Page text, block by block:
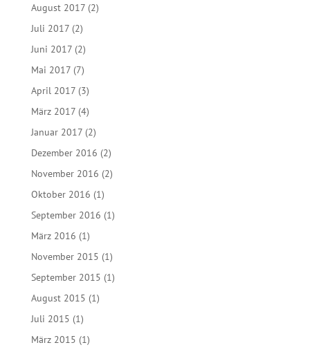
August 2017(2)
Juli 2017(2)
Juni 2017(2)
Mai 2017(7)
April 2017(3)
März 2017(4)
Januar 2017(2)
Dezember 2016 (2)
November 2016 (2)
Oktober 2016 (1)
September 2016 (1)
März 2016 (1)
November 2015 (1)
September 2015 (1)
August 2015 (1)
Juli 2015 (1)
März 2015 (1)